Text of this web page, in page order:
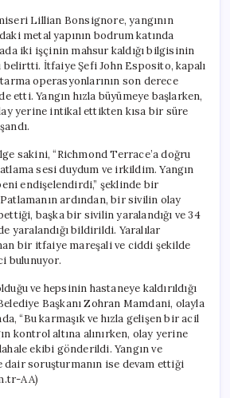
Lillian Bonsignore, yangının
metal yapının bodrum katında
iki işçinin mahsur kaldığı bilgisinin
belirtti. İtfaiye Şefi John Esposito, kapalı
operasyonlarının son derece
etti. Yangın hızla büyümeye başlarken,
yerine intikal ettikten kısa bir süre
sakini, “Richmond Terrace’a doğru
sesi duydum ve irkildim. Yangın
endişelendirdi,” şeklinde bir
ardından, bir sivilin olay
başka bir sivilin yaralandığı ve 34
yaralandığı bildirildi. Yaralılar
bir itfaiye mareşali ve ciddi şekilde
bulunuyor.
ve hepsinin hastaneye kaldırıldığı
Başkanı Zohran Mamdani, olayla
“Bu karmaşık ve hızla gelişen bir acil
kontrol altına alınırken, olay yerine
ekibi gönderildi. Yangın ve
dair soruşturmanın ise devam ettiği
AA)